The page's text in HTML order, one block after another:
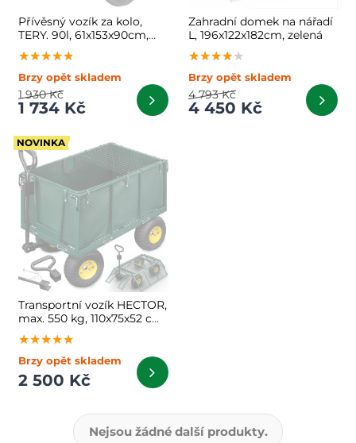
Přívěsný vozík za kolo,
TERY. 90l, 61x153x90cm,
černý
★★★★★
★★★★★
★★★★★
Brzy opět skladem
1 734 Kč
1 930 Kč
Zahradní domek na nářadí
L, 196x122x182cm, zelená
★★★★★
★★★★★
★★★★★
Brzy opět skladem
4 450 Kč
4 793 Kč
NOVINKA
Transportní vozík HECTOR,
max. 550 kg, 110x75x52 cm,
zelený
★★★★★
★★★★★
★★★★★
Brzy opět skladem
2 500 Kč
Nejsou žádné další produkty.